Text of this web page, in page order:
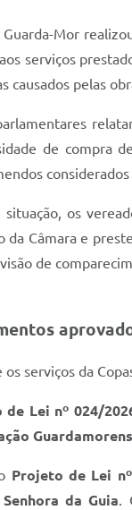
Mor
serviços
causados pelas
de compra
os
da Câmara e
de
serviços da
de Lei nº 024/
Projeto de Lei
da Guia.